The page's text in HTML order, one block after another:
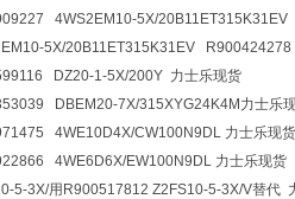
4WS2EM10-5X/
5X/20B11ET315K31EV
DZ20-1-5X/200Y 力士乐现货
DBEM20-7X/315XYG24K4M力士乐
4WE10D4X/CW100N9DL 力士乐现
4WE6D6X/EW100N9DL 力士乐现货
5-3X/用R900517812 Z2FS10-5-3X/V替代